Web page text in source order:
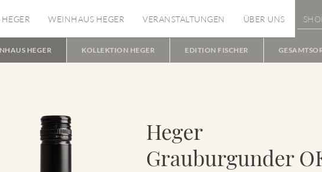
WEINHAUS HEGER VERANSTALTUNGEN ÜBER UNS
HEGER KOLLEKTION HEGER EDITION FISCHER
Heger
Grauburgunder